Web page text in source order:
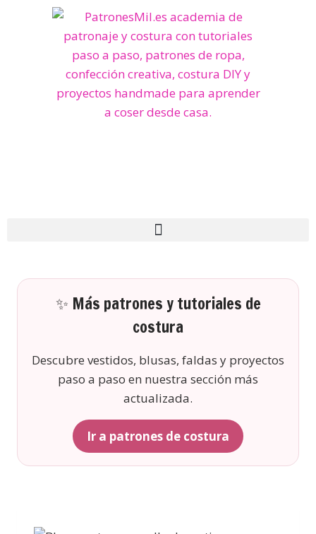
✨ Más patrones y tutoriales de
costura
Descubre vestidos, blusas, faldas y proyectos
paso a paso en nuestra sección más
actualizada.
Ir a patrones de costura